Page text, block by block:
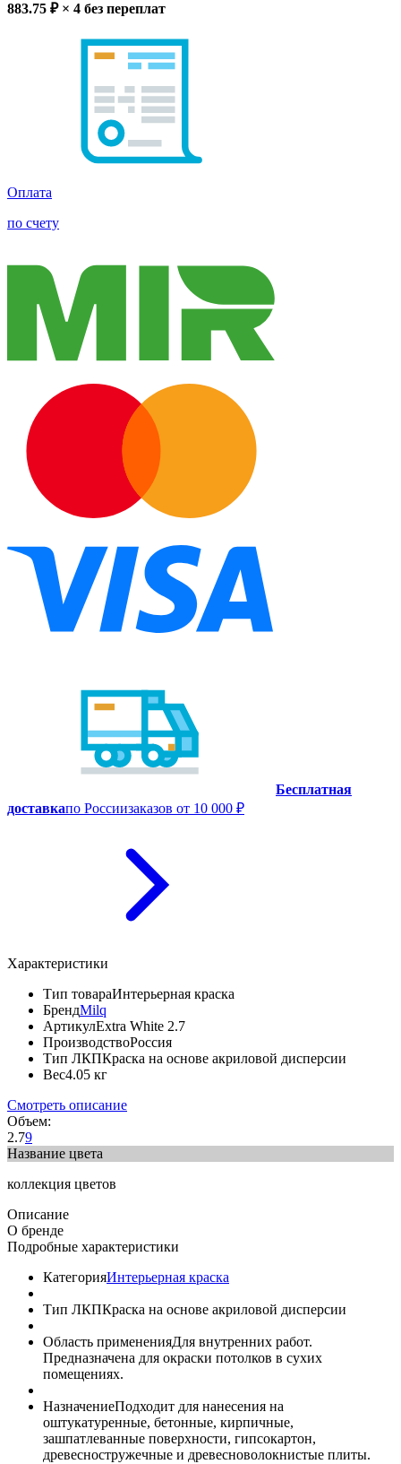
883.75 ₽ × 4 без переплат
Оплата
по счету
Бесплатная
доставкапо Россиизаказов от 10 000 ₽
Характеристики
Тип товараИнтерьерная краска
БрендMilq
АртикулExtra White 2.7
ПроизводствоРоссия
Тип ЛКПКраска на основе акриловой дисперсии
Вес4.05 кг
Смотреть описание
Объем:
2.79
Название цвета
коллекция цветов
Описание
О бренде
Подробные характеристики
КатегорияИнтерьерная краска
Тип ЛКПКраска на основе акриловой дисперсии
Область примененияДля внутренних работ.
Предназначена для окраски потолков в сухих
помещениях.
НазначениеПодходит для нанесения на
оштукатуренные, бетонные, кирпичные,
зашпатлеванные поверхности, гипсокартон,
древесностружечные и древесноволокнистые плиты.